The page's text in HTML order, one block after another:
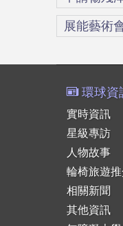
展能藝術
環球資
實時資訊
星級專訪
人物故事
輪椅旅遊推
相關新聞
其他資訊